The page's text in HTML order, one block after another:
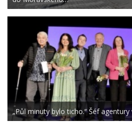
„Půl minuty bylo ticho.“ Šéf